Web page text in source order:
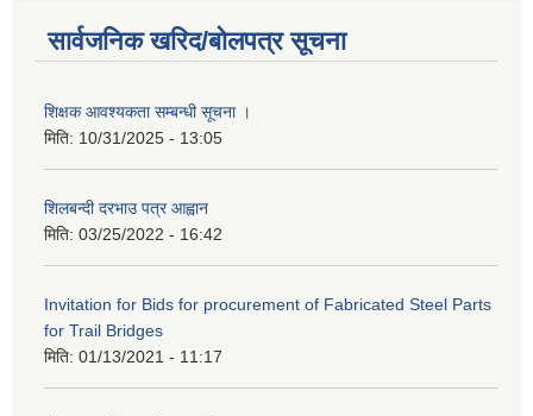
सार्वजनिक खरिद/बोलपत्र सूचना
शिक्षक आवश्यकता सम्बन्धी सूचना ।
मिति: 10/31/2025 - 13:05
शिलबन्दी दरभाउ पत्र आह्वान
मिति: 03/25/2022 - 16:42
Invitation for Bids for procurement of Fabricated Steel Parts
for Trail Bridges
मिति: 01/13/2021 - 11:17